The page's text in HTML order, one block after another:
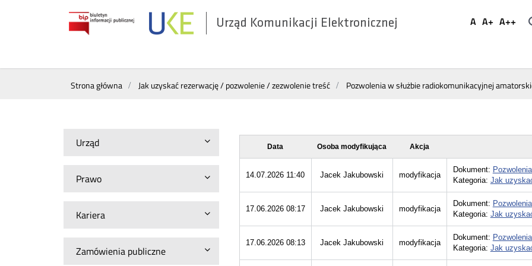
Urząd Komunikacji Elektronicznej A A+ A++
Media
Menu
Strona główna Jak uzyskać rezerwację / pozwolenie / zezwolenie treść Pozwolenia w służbie radiokomunikacyjnej
Urząd
Prawo
Kariera
Zamówienia publiczne
Data Osoba modyfikująca Akcja
14.07.2026 11:40 Jacek Jakubowski modyfikacja
Dokument:
Kategoria: Jak
17.06.2026 08:17 Jacek Jakubowski modyfikacja
Dokument:
Kategoria: Jak
17.06.2026 08:13 Jacek Jakubowski modyfikacja
Dokument:
Kategoria: Jak